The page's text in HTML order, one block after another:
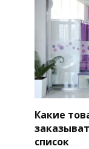
Какие
список